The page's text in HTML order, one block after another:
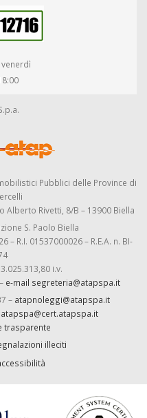
Pubblici delle Province di
Alberto Rivetti, 8/B – 13900 Biella
S. Paolo Biella
– R.I. 01537000026 – R.E.A. n. BI-
i.v.
e-mail segreteria@atapspa.it
– atapnoleggi@atapspa.it
atapspa@cert.atapspa.it
trasparente
illeciti